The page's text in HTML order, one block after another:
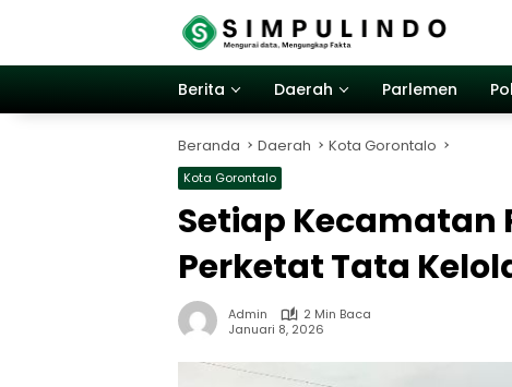
Berita
Daerah Parlemen
Beranda Daerah Kota Gorontalo
Kota Gorontalo
Setiap Kecamatan
Perketat Tata
Admin
2 Min Baca
Januari 8, 2026